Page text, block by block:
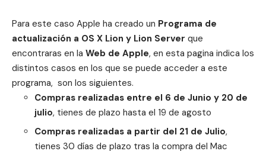
Para este caso Apple ha creado un Programa de
actualización a OS X Lion y Lion Server que
encontraras en la Web de Apple, en esta pagina indica los
distintos casos en los que se puede acceder a este
programa, son los siguientes.
Compras realizadas entre el 6 de Junio y 20 de
julio, tienes de plazo hasta el 19 de agosto
Compras realizadas a partir del 21 de Julio,
tienes 30 días de plazo tras la compra del Mac